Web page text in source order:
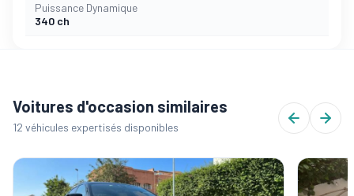
Puissance Dynamique
340 ch
Voitures d'occasion similaires
12 véhicules expertisés disponibles